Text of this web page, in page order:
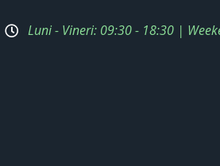
Luni - Vineri: 09:30 - 18:30 |